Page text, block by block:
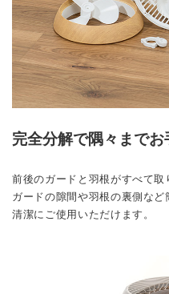
完全分解で隅々までお
前後のガードと羽根がすべて
ガードの隙間や羽根の裏側な
清潔にご使用いただけます。